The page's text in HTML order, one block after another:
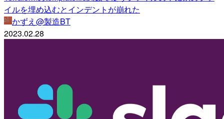
イルを埋め込むとインデントが崩れた
かずえ@製造BT
2023.02.28